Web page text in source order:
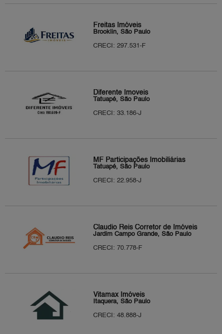
Freitas Imóveis
Brooklin, São Paulo
CRECI: 297.531-F
Diferente Imoveis
Tatuapé, São Paulo
CRECI: 33.186-J
MF Participações Imobiliárias
Tatuapé, São Paulo
CRECI: 22.958-J
Claudio Reis Corretor de Imóveis
Jardim Campo Grande, São Paulo
CRECI: 70.778-F
Vitamax Imóveis
Itaquera, São Paulo
CRECI: 48.888-J